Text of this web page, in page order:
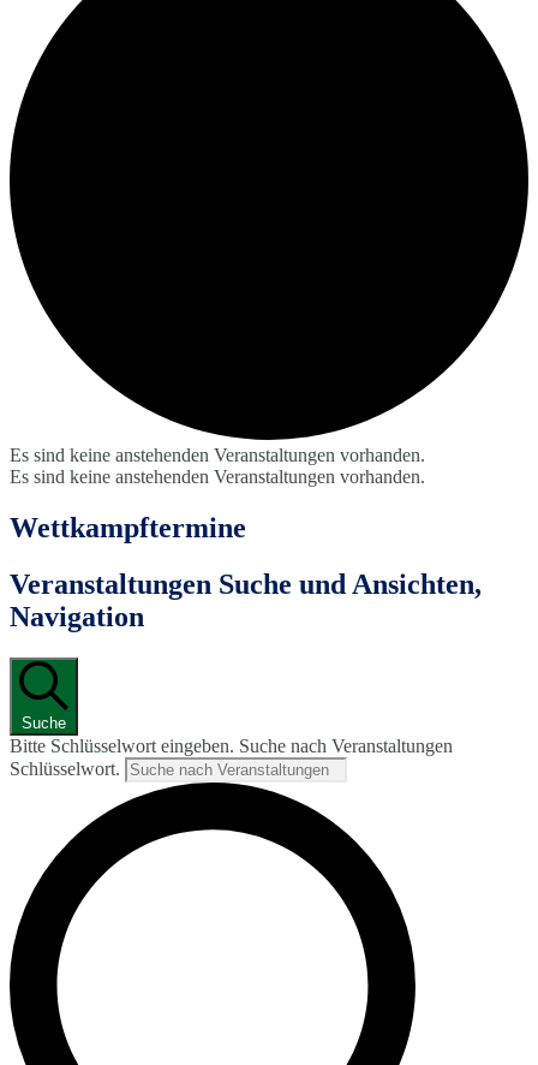
Es sind keine anstehenden Veranstaltungen vorhanden.
Es sind keine anstehenden Veranstaltungen vorhanden.
Wettkampftermine
Veranstaltungen Suche und Ansichten,
Navigation
Suche
Bitte Schlüsselwort eingeben. Suche nach Veranstaltungen
Schlüsselwort.